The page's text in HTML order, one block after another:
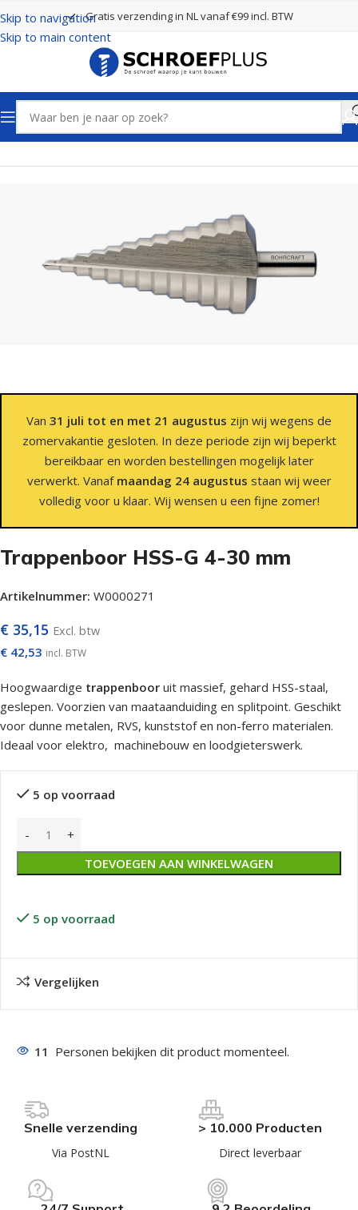
Skip to navigation
Skip to main content
Gratis verzending in NL vanaf €99 incl. BTW
Home Boren Trappenboren
Van 31 juli tot en met 21 augustus zijn wij wegens de
zomervakantie gesloten. In deze periode zijn wij beperkt
bereikbaar en worden bestellingen mogelijk later
verwerkt. Vanaf maandag 24 augustus staan wij weer
volledig voor u klaar. Wij wensen u een fijne zomer!
Trappenboor HSS-G 4-30 mm
Artikelnummer: W0000271
€ 35,15 Excl. btw
€ 42,53 incl. BTW
Hoogwaardige trappenboor uit massief, gehard HSS-staal,
geslepen. Voorzien van maataanduiding en splitpoint. Geschikt
voor dunne metalen, RVS, kunststof en non-ferro materialen.
Ideaal voor elektro, machinebouw en loodgieterswerk.
5 op voorraad
TOEVOEGEN AAN WINKELWAGEN
5 op voorraad
Vergelijken
11 Personen bekijken dit product momenteel.
Snelle verzending
Via PostNL
> 10.000 Producten
Direct leverbaar